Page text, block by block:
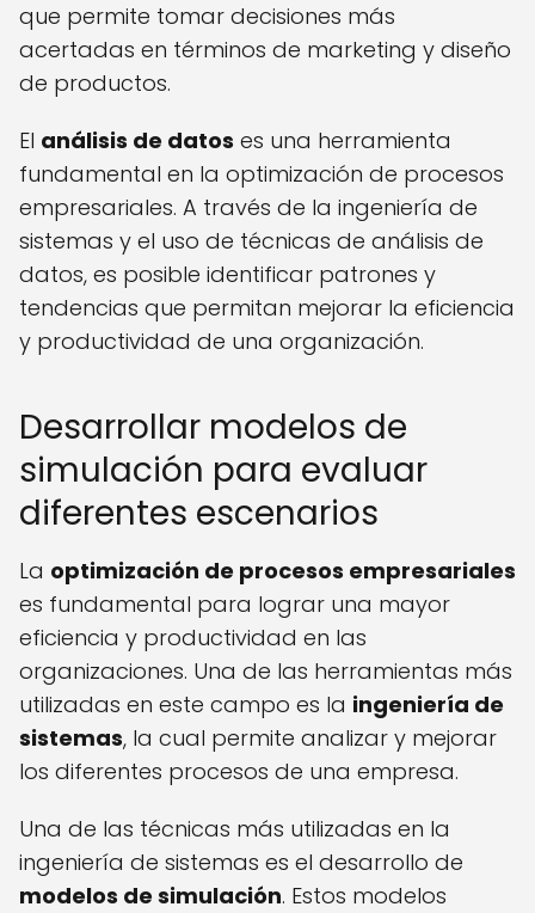
que permite tomar decisiones más
acertadas en términos de marketing y diseño
de productos.
El análisis de datos es una herramienta
fundamental en la optimización de procesos
empresariales. A través de la ingeniería de
sistemas y el uso de técnicas de análisis de
datos, es posible identificar patrones y
tendencias que permitan mejorar la eficiencia
y productividad de una organización.
Desarrollar modelos de
simulación para evaluar
diferentes escenarios
La optimización de procesos empresariales
es fundamental para lograr una mayor
eficiencia y productividad en las
organizaciones. Una de las herramientas más
utilizadas en este campo es la ingeniería de
sistemas, la cual permite analizar y mejorar
los diferentes procesos de una empresa.
Una de las técnicas más utilizadas en la
ingeniería de sistemas es el desarrollo de
modelos de simulación. Estos modelos